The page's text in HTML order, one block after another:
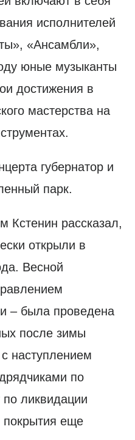
исполнителей
«Ансамбли»,
юные музыканты
достижения в
мастерства на
губернатор и
парк.
Кстенин рассказал,
открыли в
Весной
– была проведена
после зимы
наступлением
по
по ликвидации
покрытия еще